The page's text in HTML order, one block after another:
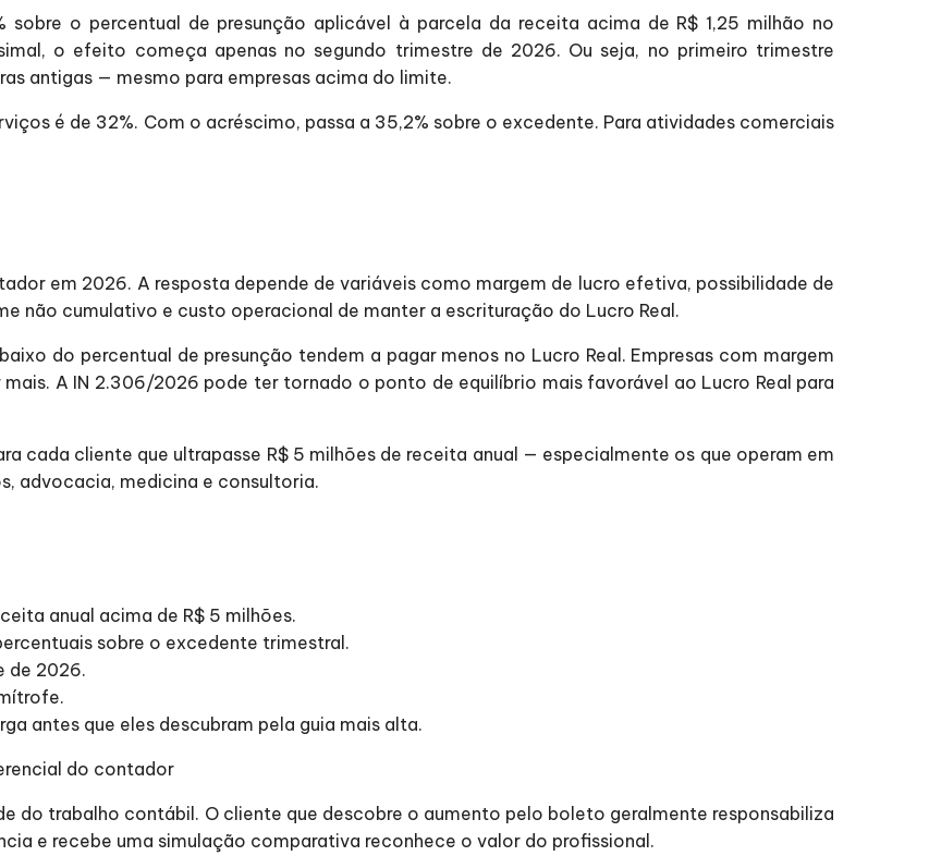
sobre o percentual de presunção aplicável à parcela da receita acima de R$ 1,25 milhão no
o efeito começa apenas no segundo trimestre de 2026. Ou seja, no primeiro trimestre
antigas — mesmo para empresas acima do limite.
é de 32%. Com o acréscimo, passa a 35,2% sobre o excedente. Para atividades comerciais
em 2026. A resposta depende de variáveis como margem de lucro efetiva, possibilidade de
não cumulativo e custo operacional de manter a escrituração do Lucro Real.
do percentual de presunção tendem a pagar menos no Lucro Real. Empresas com margem
A IN 2.306/2026 pode ter tornado o ponto de equilíbrio mais favorável ao Lucro Real para
cada cliente que ultrapasse R$ 5 milhões de receita anual — especialmente os que operam em
advocacia, medicina e consultoria.
anual acima de R$ 5 milhões.
sobre o excedente trimestral.
de 2026.
antes que eles descubram pela guia mais alta.
do contador
do trabalho contábil. O cliente que descobre o aumento pelo boleto geralmente responsabiliza
e recebe uma simulação comparativa reconhece o valor do profissional.